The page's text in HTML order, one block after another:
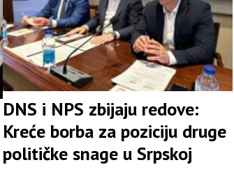
DNS i NPS zbijaju redove:
Kreće borba za poziciju druge
političke snage u Srpskoj